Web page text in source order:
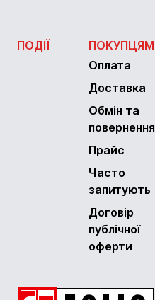
ПОДІЇ
ПОКУПЦЯМ
Оплата
Доставка
Обмін та
повернення
Прайс
Часто
запитують
Договір
публічної
оферти